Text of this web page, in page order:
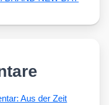
Aus der Zeit